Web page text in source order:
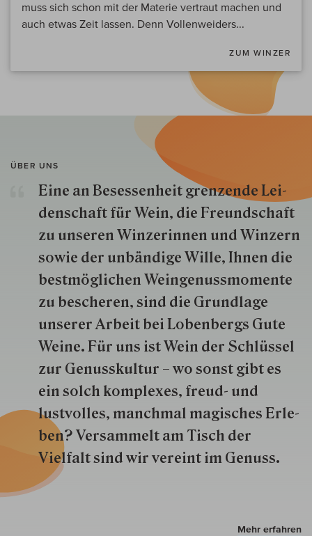
muss sich schon mit der Materie vertraut machen und
auch etwas Zeit lassen. Denn Vollenweiders...
ZUM WINZER
ÜBER UNS
Eine an Besessenheit gren­zende Lei­
den­schaft für Wein, die Freund­schaft
zu unseren Win­zer­innen und Win­zern
so­wie der un­bän­dige Wille, Ihnen die
best­mög­lich­en Wein­genuss­momente
zu besche­ren, sind die Grund­lage
unserer Arbeit bei Lobenbergs Gute
Weine. Für uns ist Wein der Schlüs­sel
zur Genuss­kultur – wo sonst gibt es
ein solch kom­plexes, freud- und
lustvolles, manchmal ma­gisch­es Er­le­
ben? Versammelt am Tisch der
Vielfalt sind wir ver­eint im Genuss.
Mehr erfahren